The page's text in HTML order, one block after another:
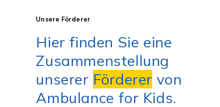
Unsere Förderer
Hier finden Sie eine
Zusammenstellung
unserer Förderer von
Ambulance for Kids.